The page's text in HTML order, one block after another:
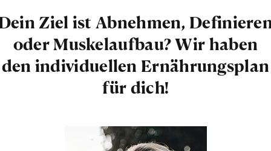
Ziel ist Abnehmen,
oder Muskelaufbau? Wir haben
den individuellen Ernährungsplan
für dich!